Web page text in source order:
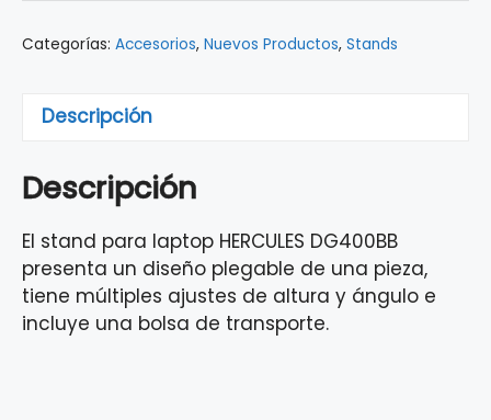
Categorías: Accesorios, Nuevos Productos, Stands
Descripción
Descripción
El stand para laptop HERCULES DG400BB
presenta un diseño plegable de una pieza,
tiene múltiples ajustes de altura y ángulo e
incluye una bolsa de transporte.